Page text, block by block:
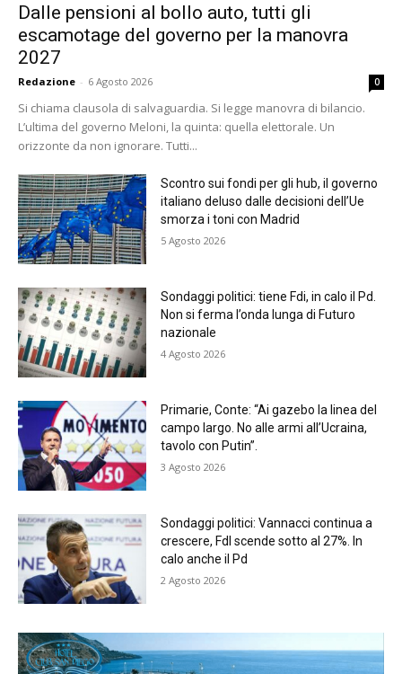
Dalle pensioni al bollo auto, tutti gli
escamotage del governo per la manovra
2027
Redazione - 6 Agosto 2026 0
Si chiama clausola di salvaguardia. Si legge manovra di bilancio.
L’ultima del governo Meloni, la quinta: quella elettorale. Un
orizzonte da non ignorare. Tutti...
Scontro sui fondi per gli hub, il governo
italiano deluso dalle decisioni dell’Ue
smorza i toni con Madrid
5 Agosto 2026
Sondaggi politici: tiene Fdi, in calo il Pd.
Non si ferma l’onda lunga di Futuro
nazionale
4 Agosto 2026
Primarie, Conte: “Ai gazebo la linea del
campo largo. No alle armi all’Ucraina,
tavolo con Putin”.
3 Agosto 2026
Sondaggi politici: Vannacci continua a
crescere, FdI scende sotto al 27%. In
calo anche il Pd
2 Agosto 2026